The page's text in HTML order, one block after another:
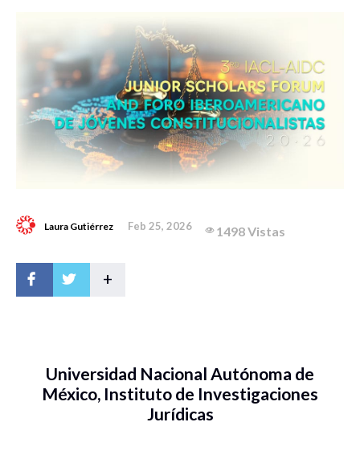
Laura Gutiérrez Feb 25, 2026 1498 Vistas
+
Universidad Nacional Autónoma de
México, Instituto de Investigaciones
Jurídicas